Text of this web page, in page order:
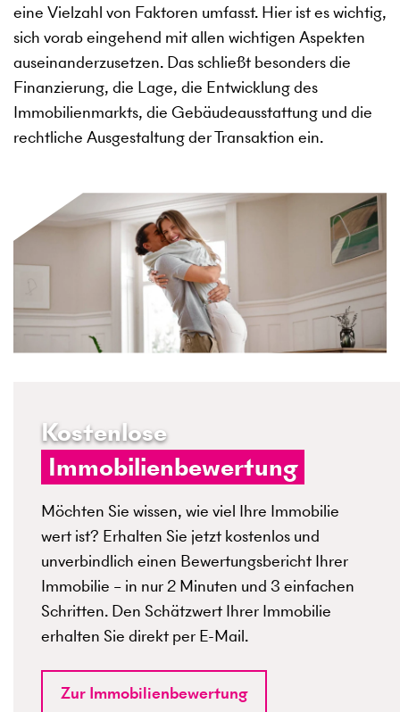
eine Vielzahl von Faktoren umfasst. Hier ist es wichtig,
sich vorab eingehend mit allen wichtigen Aspekten
auseinanderzusetzen. Das schließt besonders die
Finanzierung, die Lage, die Entwicklung des
Immobilienmarkts, die Gebäudeausstattung und die
rechtliche Ausgestaltung der Transaktion ein.
Kostenlose
Immobilienbewertung
Möchten Sie wissen, wie viel Ihre Immobilie
wert ist? Erhalten Sie jetzt kostenlos und
unverbindlich einen Bewertungsbericht Ihrer
Immobilie – in nur 2 Minuten und 3 einfachen
Schritten. Den Schätzwert Ihrer Immobilie
erhalten Sie direkt per E-Mail.
Zur Immobilienbewertung